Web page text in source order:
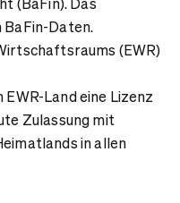
BaFin-Daten.
(EWR)
Land eine Lizenz
Zulassung mit
in allen